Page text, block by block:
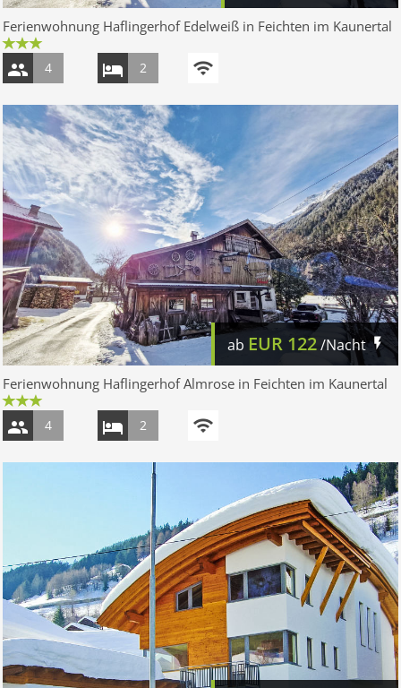
Ferienwohnung Haflingerhof Edelweiß in Feichten im Kaunertal
4 2
ab EUR 122/Nacht
Ferienwohnung Haflingerhof Almrose in Feichten im Kaunertal
4 2